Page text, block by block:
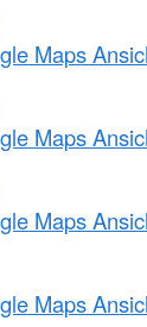
Maps
Maps
Maps
Maps